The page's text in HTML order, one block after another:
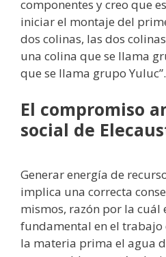
componentes y creo que
iniciar el montaje del
dos colinas, las dos
una colina que se llama
que se llama grupo Yuluc”.
El compromiso
social de
Generar energía de
implica una correcta
mismos, razón por la cuál
fundamental en el trabajo
la materia prima el agua